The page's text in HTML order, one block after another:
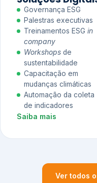
Governança ESG
Palestras executivas
Treinamentos ESG in
company
Workshops de
sustentabilidade
Capacitação em
mudanças climáticas
Automação da coleta
de indicadores
Saiba mais
Ver todos